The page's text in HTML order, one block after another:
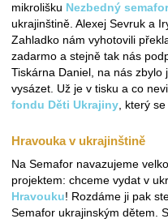
mikrolišku Nezbedný semafor
ukrajinštině. Alexej Sevruk a
Zahladko nám vyhotovili
zadarmo a stejně tak nás
Tiskárna Daniel, na nás
vysázet. Už je v tisku a co
fondu Děti Ukrajiny , který
Hravouka v ukrajinštině
Na Semafor navazujeme
projektem: chceme vydat v
Hravouku! Rozdáme ji pak
Semafor ukrajinským dětem.